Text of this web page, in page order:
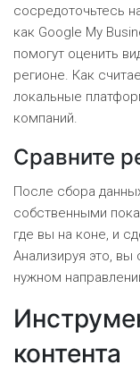
сосредоточьтесь
как Google My
помогут оценить
регионе. Как
локальные
компаний.
Сравните
После сбора
собственными
где вы на коне, и
Анализируя это,
нужном
контента